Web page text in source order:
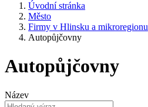
Úvodní stránka
Město
Firmy v Hlinsku a mikroregionu
Autopůjčovny
Autopůjčovny
Název